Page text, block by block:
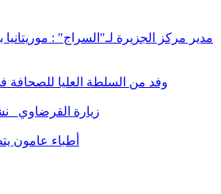
مدير مركز الجزيرة لـ"السراج" : موريتانيا
وفد من السلطة العليا
زيارة القرضاوي_
أطباء عامون